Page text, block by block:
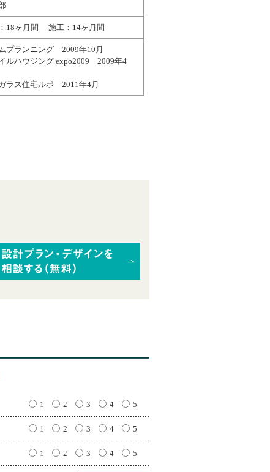
18ヶ月間 施工：14ヶ月間
プランニング 2009年10月
ルハウジング expo2009 2009年4
ラス住宅ルポ 2011年4月
1 2 3 4 5
1 2 3 4 5
1 2 3 4 5